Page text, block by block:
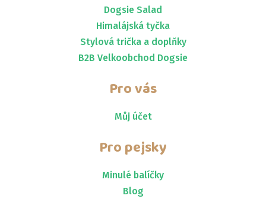
Dogsie Salad
Himalájská tyčka
Stylová trička a doplňky
B2B Velkoobchod Dogsie
Pro vás
Můj účet
Pro pejsky
Minulé balíčky
Blog